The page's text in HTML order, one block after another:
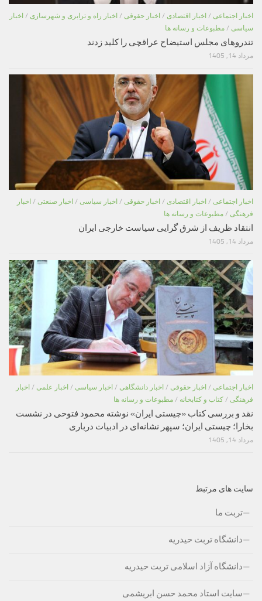
اخبار اجتماعی / اخبار اقتصادی / اخبار حقوقی / اخبار راه و ترابری و شهرسازی / اخبار
سیاسی / مطبوعات و رسانه ها
تندروهای مجلس استیضاح عراقچی را کلید زدند
مرداد 14, 1405
اخبار اجتماعی / اخبار اقتصادی / اخبار حقوقی / اخبار سیاسی / اخبار صنعتی / اخبار
فرهنگی / مطبوعات و رسانه ها
انتقاد ظریف از شرق گرایی سیاست خارجی ایران
مرداد 14, 1405
اخبار اجتماعی / اخبار حقوقی / اخبار دانشگاهی / اخبار سیاسی / اخبار علمی / اخبار
فرهنگی / کتاب و کتابخانه / مطبوعات و رسانه ها
نقد و بررسی کتاب «چیستی ایران» نوشته محمود فتوحی در نشست
بخارا؛ چیستی ایران؛ سپهر نشانه‌ای در ادبیات درباری
مرداد 14, 1405
سایت های مرتبط
تربت ما
دانشگاه تربت حیدریه
دانشگاه آزاد اسلامی تربت حیدریه
سایت استاد محمد حسن ابریشمی